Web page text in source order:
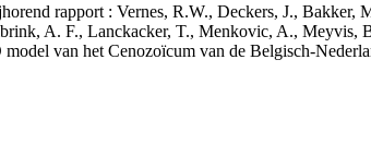
rapport : Vernes, R.W., Deckers, J.,
A. F., Lanckacker, T., Menkovic, A., Meyvis,
van het Cenozoïcum van de Belgisch-